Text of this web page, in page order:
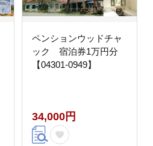
ペンションウッドチャ
ック 宿泊券1万円分
【04301-0949】
34,000円